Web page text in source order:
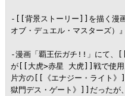
-[[背景ストーリー]]を描く漫画
オブ・デュエル・マスターズ）
-漫画「覇王伝ガチ!!」にて、
が[[大虎>赤星 大虎]]戦で使用
片方の[[《エナジー・ライト
獄門デス・ゲート》]]だった